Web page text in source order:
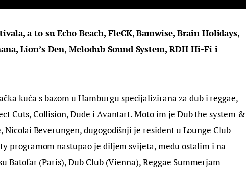
a to su Echo Beach, FleCK, Bamwise, Brain Holidays,
Lion’s Den, Melodub Sound System, RDH Hi-Fi i
kuća s bazom u Hamburgu specijalizirana za dub i reggae,
Cuts, Collision, Dude i Avantart. Moto im je Dub the system &
Beverungen, dugogodišnji je resident u Lounge Club
programom nastupao je diljem svijeta, među ostalim i na
Batofar (Paris), Dub Club (Vienna), Reggae Summerjam